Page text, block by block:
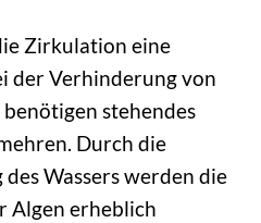
Zirkulation eine
der Verhinderung von
stehendes
Durch die
Wassers werden die
Algen erheblich